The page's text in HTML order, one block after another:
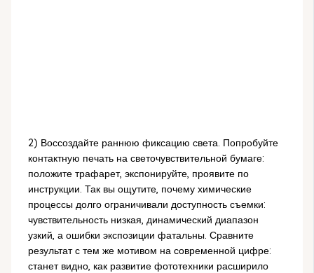
2) Воссоздайте раннюю фиксацию света. Попробуйте
контактную печать на светочувствительной бумаге:
положите трафарет, экспонируйте, проявите по
инструкции. Так вы ощутите, почему химические
процессы долго ограничивали доступность съемки:
чувствительность низкая, динамический диапазон
узкий, а ошибки экспозиции фатальны. Сравните
результат с тем же мотивом на современной цифре:
станет видно, как развитие фототехники расширило